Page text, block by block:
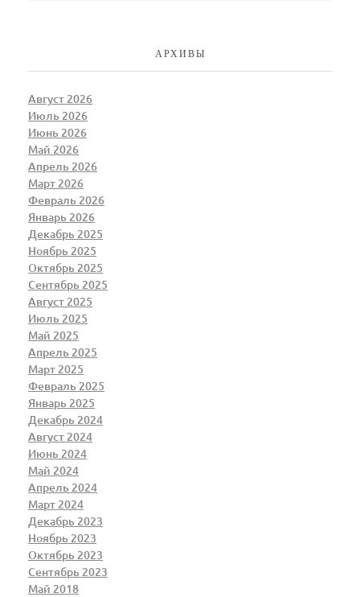
АРХИВЫ
Август 2026
Июль 2026
Июнь 2026
Май 2026
Апрель 2026
Март 2026
Февраль 2026
Январь 2026
Декабрь 2025
Ноябрь 2025
Октябрь 2025
Сентябрь 2025
Август 2025
Июль 2025
Май 2025
Апрель 2025
Март 2025
Февраль 2025
Январь 2025
Декабрь 2024
Август 2024
Июнь 2024
Май 2024
Апрель 2024
Март 2024
Декабрь 2023
Ноябрь 2023
Октябрь 2023
Сентябрь 2023
Май 2018